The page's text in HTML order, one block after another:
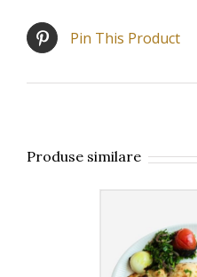
Pin This Product
Produse similare